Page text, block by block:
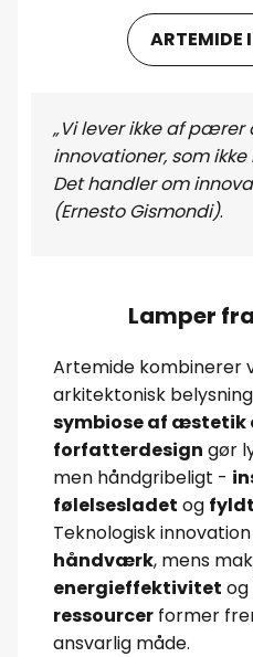
ARTEMIDE
„Vi lever ikke af pærer
innovationer, som
Det handler om
(Ernesto Gismondi).
Lamper
Artemide kombinerer
arkitektonisk
symbiose af æstetik
forfatterdesign gør
men håndgribeligt -
følelsesladet og
Teknologisk
håndværk, mens
energieffektivitet og
ressourcerformer
ansvarlig måde.